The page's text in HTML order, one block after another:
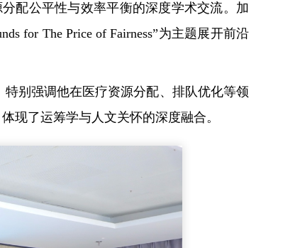
配公平性与效率平衡的深度学术交流。加
for The Price of Fairness”为主题展开前沿
别强调他在医疗资源分配、排队优化等领
现了运筹学与人文关怀的深度融合。